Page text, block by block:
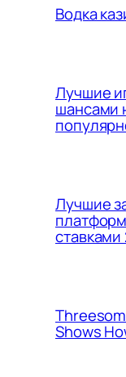
Водка
Лучшие
шансами
Лучшие
Shows